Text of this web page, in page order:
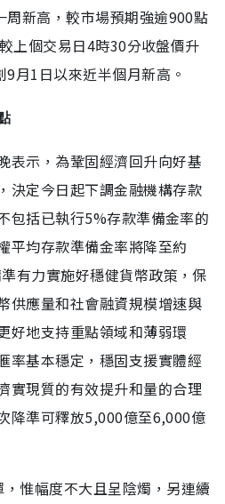
新高，較市場預期強逾900點
上個交易日4時30分收盤價升
月1日以來近半個月新高。
表示，為鞏固經濟回升向好基
決定今日起下調金融機構存款
包括已執行5%存款準備金率的
平均存款準備金率將降至約
有力實施好穩健貨幣政策，保
供應量和社會融資規模增速與
好地支持重點領域和薄弱環
率基本穩定，穩固支援實體經
實現質的有效提升和量的合理
降準可釋放5,000億至6,000億
惟幅度不大且呈陰燭，另連續